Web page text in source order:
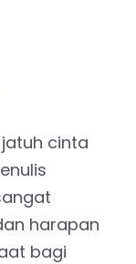
cinta
harapan
bagi